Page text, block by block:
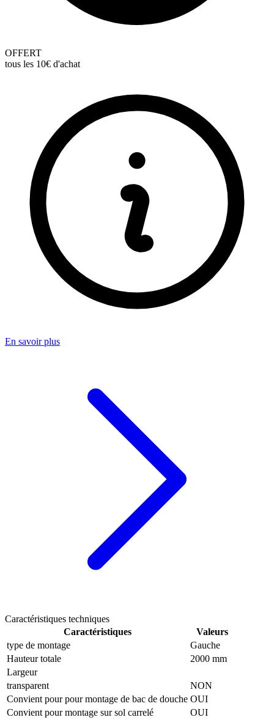
OFFERT
tous les 10€ d'achat
En savoir plus
Caractéristiques techniques
Caractéristiques
Valeurs
type de montage
Gauche
Hauteur totale
2000 mm
Largeur
transparent
NON
Convient pour pour montage de bac de douche OUI
Convient pour montage sur sol carrelé
OUI